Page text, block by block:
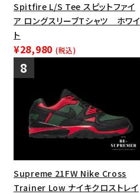
Spitfire L/S Tee スピットファイ
ア ロングスリーブTシャツ ホワイ
ト
¥28,980 (税込)
Supreme 21FW Nike Cross
Trainer Low ナイキクロストレイ